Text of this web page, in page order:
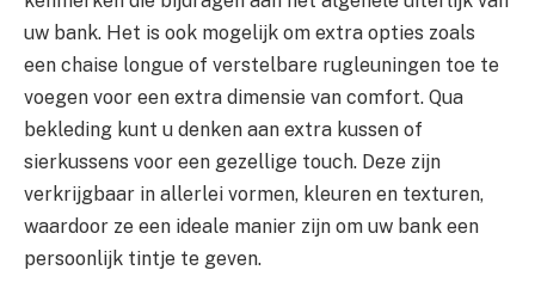
uw bank. Het is ook mogelijk om extra opties zoals
een chaise longue of verstelbare rugleuningen toe te
voegen voor een extra dimensie van comfort. Qua
bekleding kunt u denken aan extra kussen of
sierkussens voor een gezellige touch. Deze zijn
verkrijgbaar in allerlei vormen, kleuren en texturen,
waardoor ze een ideale manier zijn om uw bank een
persoonlijk tintje te geven.